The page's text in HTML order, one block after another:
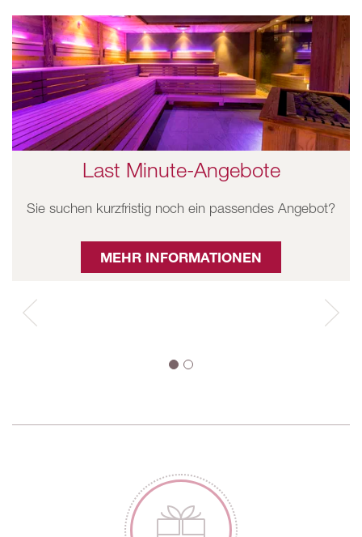
Last Minute-Angebote
Sie suchen kurzfristig noch ein passendes Angebot?
MEHR INFORMATIONEN